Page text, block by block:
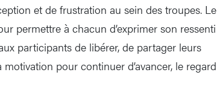
et de frustration au sein des troupes. Le
permettre à chacun d’exprimer son ressenti
participants de libérer, de partager leurs
pour continuer d’avancer, le regard